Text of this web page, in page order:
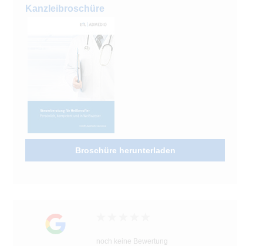
Kanzleibroschüre
Broschüre herunterladen
noch keine Bewertung